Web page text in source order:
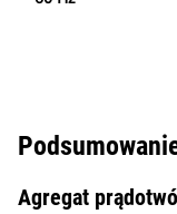
Agregat